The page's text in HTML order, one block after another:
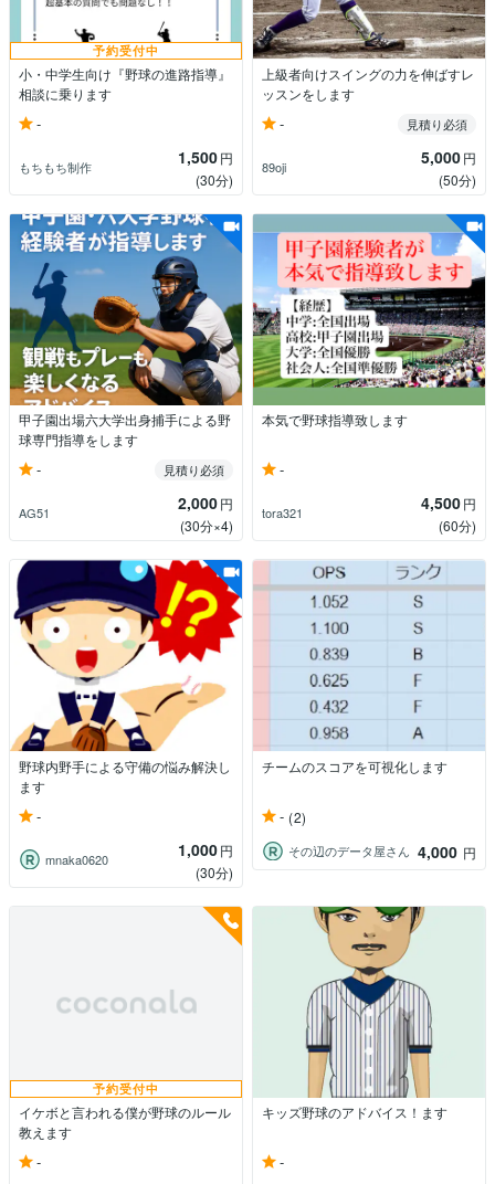
予約受付中
小・中学生向け『野球の進路指導』
相談に乗ります
-
もちもち制作 1,500円
(30分)
上級者向けスイングの力を伸ばすレ
ッスンをします
- 見積り必須
89oji 5,000円
(50分)
甲子園出場六大学出身捕手による野
球専門指導をします
- 見積り必須
AG51 2,000円
(30分×4)
本気で野球指導致します
-
tora321 4,500円
(60分)
野球内野手による守備の悩み解決し
ます
-
mnaka0620 1,000円
(30分)
チームのスコアを可視化します
- (2)
その辺のデータ屋さん 4,000 円
予約受付中
イケボと言われる僕が野球のルール
教えます
-
キッズ野球のアドバイス！ます
-